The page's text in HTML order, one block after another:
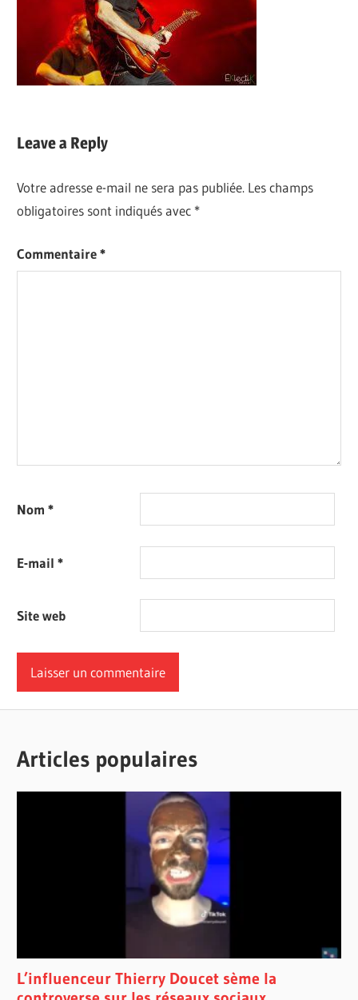
Leave a Reply
Votre adresse e-mail ne sera pas publiée. Les champs
obligatoires sont indiqués avec *
Commentaire*
Nom*
E-mail*
Site web
Articles populaires